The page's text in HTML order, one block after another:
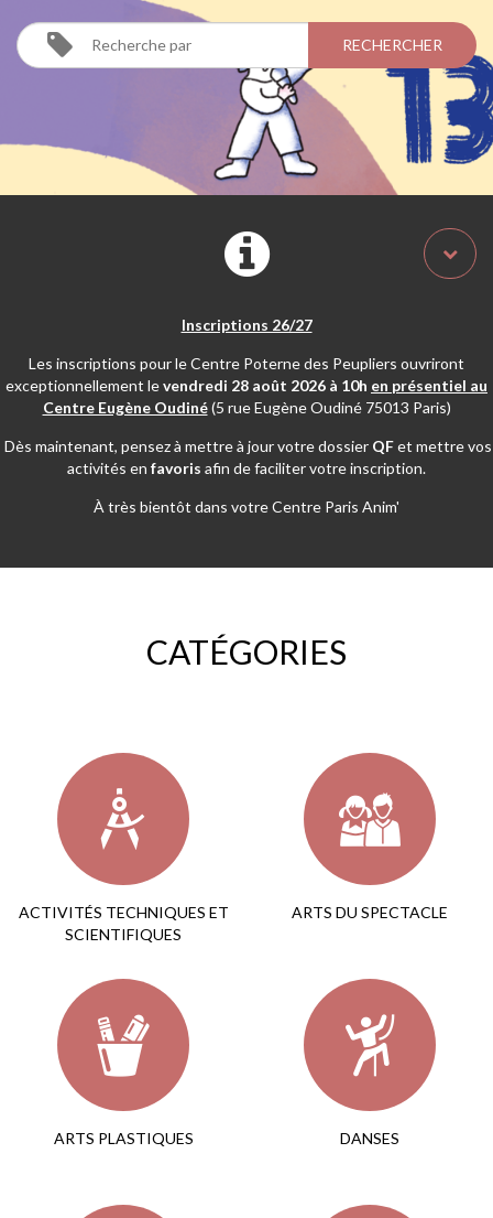
Inscriptions 26/27
Les inscriptions pour le Centre Poterne des Peupliers ouvriront
exceptionnellement levendredi 28 août 2026 à 10h en présentiel au
Centre Eugène Oudiné (5 rue Eugène Oudiné 75013 Paris)
Dès maintenant, pensez à mettre à jour votre dossier QFet mettre vos
activités en favoris afin de faciliter votre inscription.
À très bientôt dans votre Centre Paris Anim'
CATÉGORIES
ACTIVITÉS TECHNIQUES ET
SCIENTIFIQUES
ARTS DU SPECTACLE
ARTS PLASTIQUES DANSES